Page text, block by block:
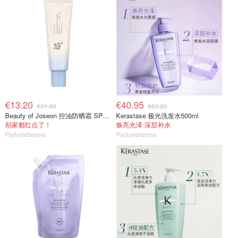
€13.20 €21.90
Beauty of Joseon 控油防晒霜 SPF50
别家都红点了！
Parfumdreams
€40.95 €63.20
Kerastase 极光洗发水500ml
焕亮光泽 深层补水
Parfumdreams